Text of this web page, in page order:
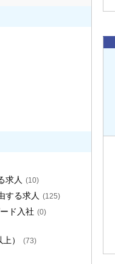
求人 (10)
する求人 (125)
ド入社 (0)
）
(73)